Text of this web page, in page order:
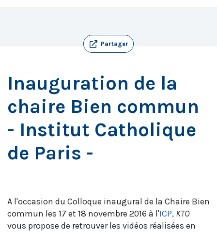
Partager
Inauguration de la
chaire Bien commun
- Institut Catholique
de Paris -
A l'occasion du Colloque inaugural de la Chaire Bien
commun les 17 et 18 novembre 2016 à l'ICP, KTO
vous propose de retrouver les vidéos réalisées en